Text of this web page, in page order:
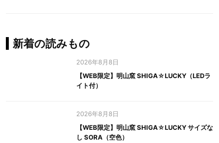
新着の読みもの
2026年8月8日
【WEB限定】明山窯 SHIGA☆LUCKY（LEDラ
イト付）
2026年8月8日
【WEB限定】明山窯 SHIGA☆LUCKY サイズな
し SORA（空色）